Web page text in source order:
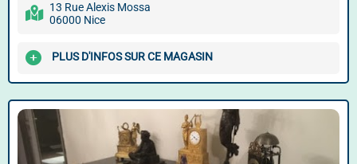
13 Rue Alexis Mossa
06000 Nice
PLUS D'INFOS SUR CE MAGASIN